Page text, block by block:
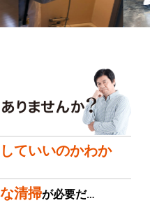
ていいのかわか
清掃が必要だ…